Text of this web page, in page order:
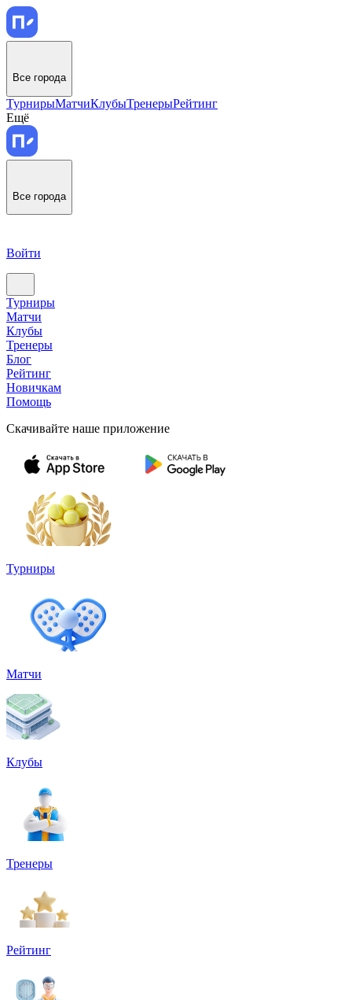
Все города
ТурнирыМатчиКлубыТренерыРейтинг
Ещё
Все города
Войти
Турниры
Матчи
Клубы
Тренеры
Блог
Рейтинг
Новичкам
Помощь
Скачивайте наше приложение
Турниры
Матчи
Клубы
Тренеры
Рейтинг